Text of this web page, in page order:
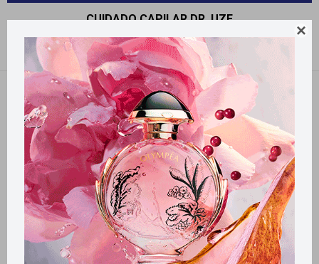

CUIDADO CAPILAR DR. UZE
Filtrando por: Cuidado Capilar Dr. Uze Quitar filtros